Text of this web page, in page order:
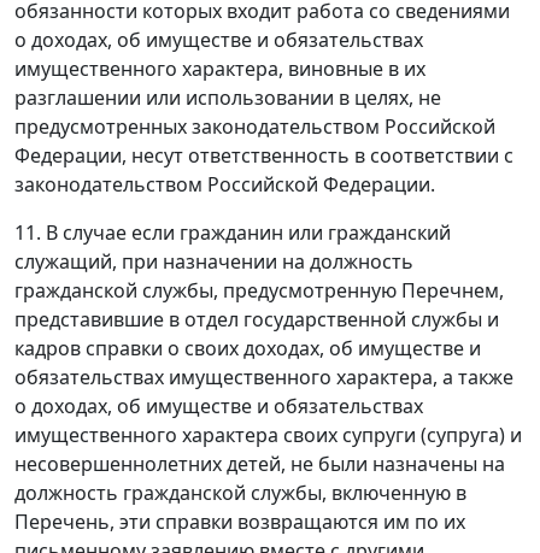
обязанности которых входит работа со сведениями
о доходах, об имуществе и обязательствах
имущественного характера, виновные в их
разглашении или использовании в целях, не
предусмотренных законодательством Российской
Федерации, несут ответственность в соответствии с
законодательством Российской Федерации.
11. В случае если гражданин или гражданский
служащий, при назначении на должность
гражданской службы, предусмотренную Перечнем,
представившие в отдел государственной службы и
кадров справки о своих доходах, об имуществе и
обязательствах имущественного характера, а также
о доходах, об имуществе и обязательствах
имущественного характера своих супруги (супруга) и
несовершеннолетних детей, не были назначены на
должность гражданской службы, включенную в
Перечень, эти справки возвращаются им по их